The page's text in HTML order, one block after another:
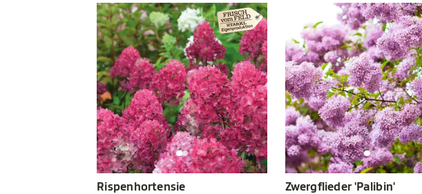
Rispenhortensie
Zwergflieder 'Palibin'